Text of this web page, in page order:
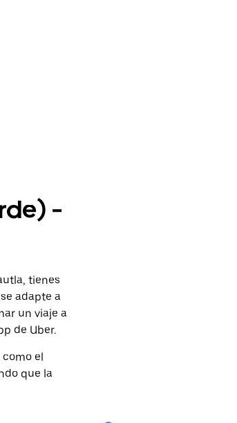
-
tienes
adapte a
un viaje a
de Uber.
el
que la